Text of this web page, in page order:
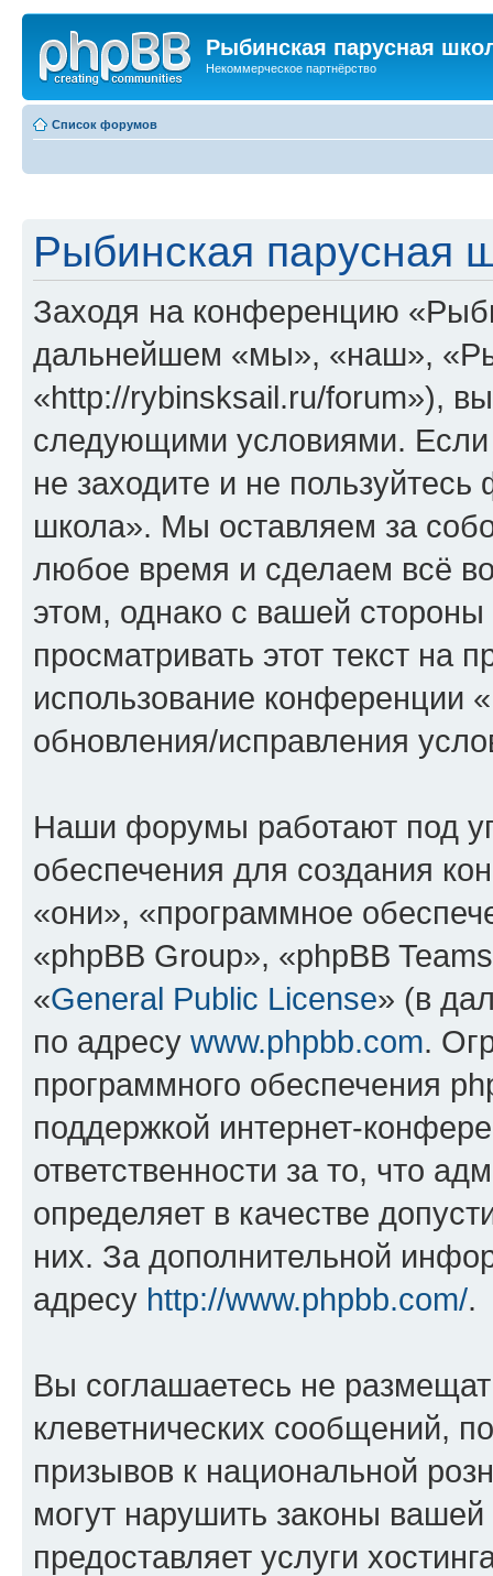
Рыбинская парусная
Некоммерческое партнёрство
Список форумов
Рыбинская парусная
Заходя на конференцию
дальнейшем «мы», «наш»,
«http://rybinsksail.ru/forum»),
следующими условиями.
не заходите и не
школа». Мы оставляем за
любое время и сделаем всё
этом, однако с вашей
просматривать этот текст на
использование конференции
обновления/исправления
Наши форумы работают под
обеспечения для создания
«они», «программное
«phpBB Group», «phpBB
«General Public License» (в
по адресу www.phpbb.com.
программного обеспечения
поддержкой интернет-
ответственности за то, что
определяет в качестве
них. За дополнительной
адресу http://www.phpbb.com/.
Вы соглашаетесь не
клеветнических сообщений,
призывов к национальной
могут нарушить законы
предоставляет услуги